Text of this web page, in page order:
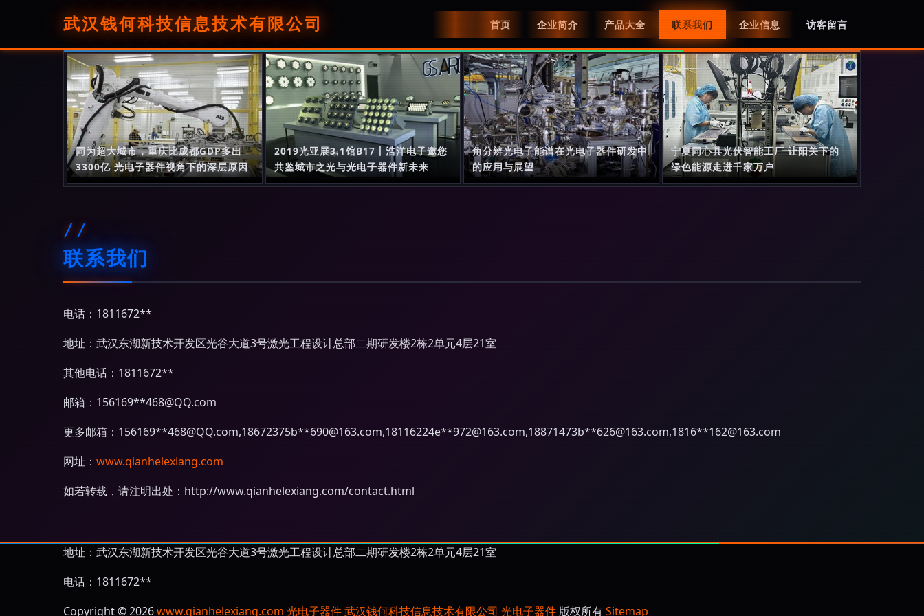
武汉钱何科技信息技术有限公司 首页 企业简介 产品大全 联系我们 企业信息 访客留言
同为超大城市，重庆比成都GDP多出
3300亿 光电子器件视角下的深层原因
2019光亚展3.1馆B17丨浩洋电子邀您
共鉴城市之光与光电子器件新未来
角分辨光电子能谱在光电子器件研发中
的应用与展望
宁夏同心县光伏智能工厂 让阳关下的
绿色能源走进千家万户
联系我们
电话：1811672**
地址：武汉东湖新技术开发区光谷大道3号激光工程设计总部二期研发楼2栋2单元4层21室
其他电话：1811672**
邮箱：156169**468@QQ.com
更多邮箱：156169**468@QQ.com,18672375b**690@163.com,18116224e**972@163.com,18871473b**626@163.com,1816**162@163.com
网址： www.qianhelexiang.com
如若转载，请注明出处：http://www.qianhelexiang.com/contact.html
地址：武汉东湖新技术开发区光谷大道3号激光工程设计总部二期研发楼2栋2单元4层21室
电话：1811672**
Copyright © 2026www.qianhelexiang.com 光电子器件武汉钱何科技信息技术有限公司 光电子器件 版权所有Sitemap